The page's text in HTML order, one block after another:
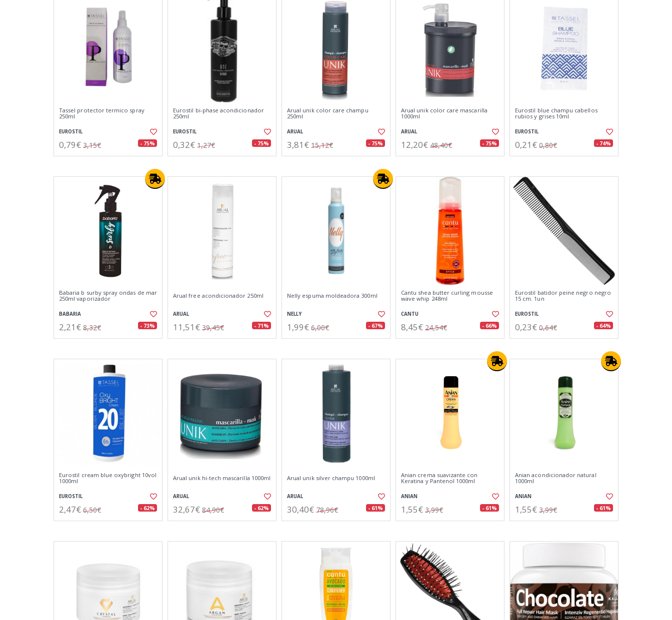
Tassel protector termico spray
250ml
EUROSTIL
0,79€ 3,15€ - 75%
Eurostil bi-phase acondicionador
250ml
EUROSTIL
0,32€ 1,27€ - 75%
Arual unik color care champu
250ml
ARUAL
3,81€ 15,12€ - 75%
Arual unik color care mascarilla
1000ml
ARUAL
12,20€ 48,40€ - 75%
Eurostil blue champu cabellos
rubios y grises 10ml
EUROSTIL
0,21€ 0,80€ - 74%
Babaria b surby spray ondas de mar
250ml vaporizador
BABARIA
2,21€ 8,32€ - 73%
Arual free acondicionador 250ml
ARUAL
11,51€ 39,45€ - 71%
Nelly espuma moldeadora 300ml
NELLY
1,99€ 6,00€ - 67%
Cantu shea butter curling mousse
wave whip 248ml
CANTU
8,45€ 24,54€ - 66%
Eurostil batidor peine negro negro
15 cm. 1un
EUROSTIL
0,23€ 0,64€ - 64%
Eurostil cream blue oxybright 10vol
1000ml
EUROSTIL
2,47€ 6,50€ - 62%
Arual unik hi-tech mascarilla 1000ml
ARUAL
32,67€ 84,90€ - 62%
Arual unik silver champu 1000ml
ARUAL
30,40€ 78,96€ - 61%
Anian crema suavizante con
Keratina y Pantenol 1000ml
ANIAN
1,55€ 3,99€ - 61%
Anian acondicionador natural
1000ml
ANIAN
1,55€ 3,99€ - 61%